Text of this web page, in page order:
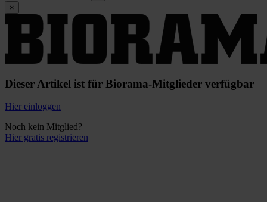
×
Dieser Artikel ist für Biorama-Mitglieder verfügbar
Hier einloggen
Noch kein Mitglied?
Hier gratis registrieren